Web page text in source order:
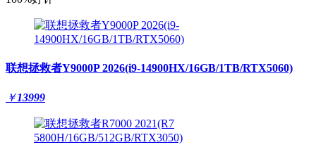
联想拯救者Y9000P 2026(i9-14900HX/16GB/1TB/RTX5060)
￥13999